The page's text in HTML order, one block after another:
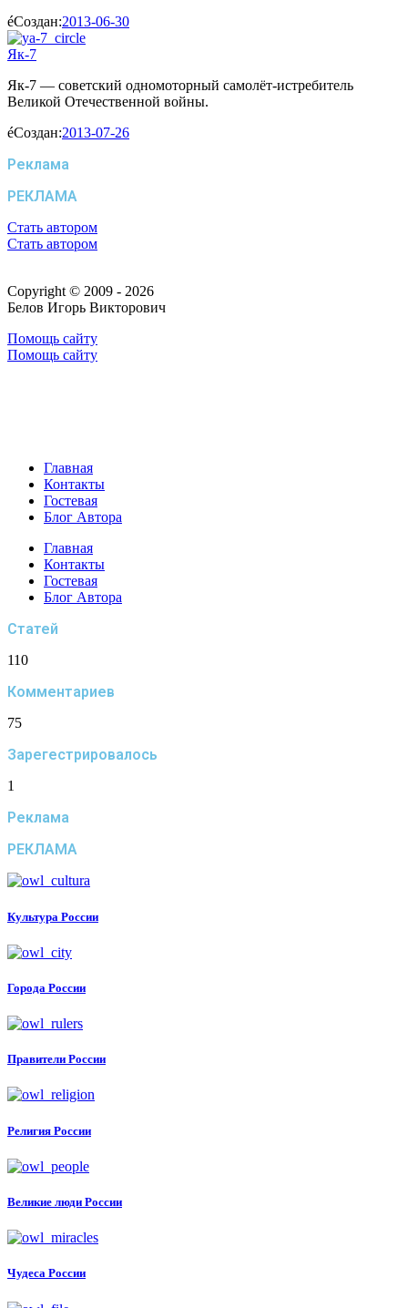
Создан:2013-06-30
Як-7
Як-7 — советский одномоторный самолёт-истребитель
Великой Отечественной войны.
Создан:2013-07-26
Реклама
РЕКЛАМА
Стать автором
Стать автором
Copyright © 2009 - 2026
Белов Игорь Викторович
Помощь сайту
Помощь сайту
Главная
Контакты
Гостевая
Блог Автора
Главная
Контакты
Гостевая
Блог Автора
Статей
110
Комментариев
75
Зарегестрировалось
1
Реклама
РЕКЛАМА
Культура России
Города России
Правители России
Религия России
Великие люди России
Чудеса России